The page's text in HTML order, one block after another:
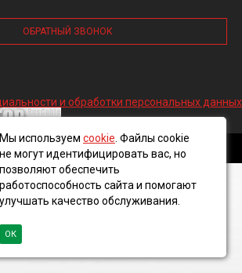
ОБРАТНЫЙ ЗВОНОК
и обработки персональных данных
кабельная компания, 2016 ©
Мы используем cookie . Файлы cookie
не могут идентифицировать вас, но
позволяют обеспечить
работоспособность сайта и помогают
улучшать качество обслуживания.
ОК